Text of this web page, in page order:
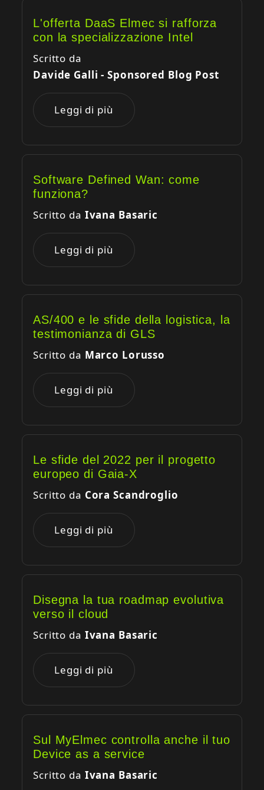
L'offerta DaaS Elmec si rafforza
con la specializzazione Intel
Scritto da
Davide Galli - Sponsored Blog Post
Leggi di più
Software Defined Wan: come
funziona?
Scritto da Ivana Basaric
Leggi di più
AS/400 e le sfide della logistica, la
testimonianza di GLS
Scritto da Marco Lorusso
Leggi di più
Le sfide del 2022 per il progetto
europeo di Gaia-X
Scritto da Cora Scandroglio
Leggi di più
Disegna la tua roadmap evolutiva
verso il cloud
Scritto da Ivana Basaric
Leggi di più
Sul MyElmec controlla anche il tuo
Device as a service
Scritto da Ivana Basaric